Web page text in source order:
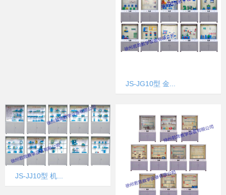
JS-JG10型 金...
JS-JJ10型 机...